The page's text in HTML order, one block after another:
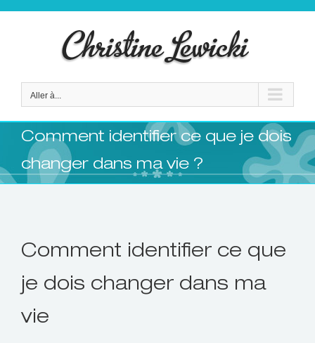
Aller à...
Comment identifier ce que je dois
changer dans ma vie ?
Comment identifier ce que
je dois changer dans ma
vie